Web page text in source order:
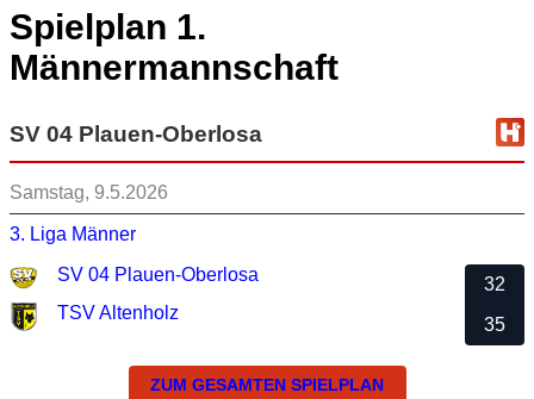
Spielplan 1.
Männermannschaft
SV 04 Plauen-Oberlosa
Samstag, 9.5.2026
3. Liga Männer
SV 04 Plauen-Oberlosa
TSV Altenholz
32
35
ZUM GESAMTEN SPIELPLAN